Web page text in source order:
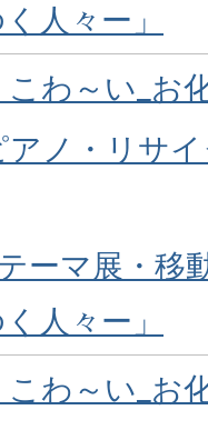
人々ー」
こわ～い_お
アノ・リサ
ーマ展・移
人々ー」
こわ～い_お